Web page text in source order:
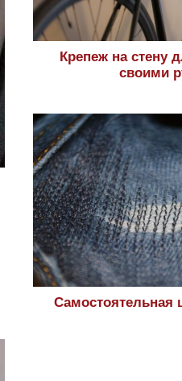
Крепеж на стену
своими
Самостоятельная